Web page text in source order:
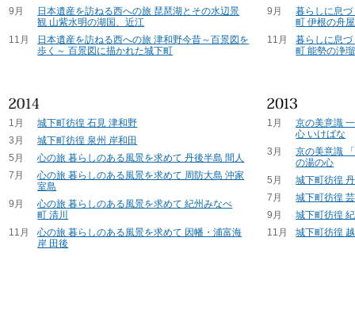
9月
日本遺産を訪ねる西への旅 琵琶湖とその水辺景
観 山紫水明の湖国、近江
11月
日本遺産を訪ねる西への旅 津和野今昔～百景図を
歩く～ 百景図に描かれた城下町
9月
暮らしに息
町 伊根の舟屋
11月
暮らしに息
町 能勢の浄
1月
城下町彷徨 石見 津和野
3月
城下町彷徨 泉州 岸和田
5月
心の旅 暮らしのある風景を求めて 丹後半島 間人
7月
心の旅 暮らしのある風景を求めて 周防大島 沖家
室島
9月
心の旅 暮らしのある風景を求めて 紀州みなべ
町 清川
11月
心の旅 暮らしのある風景を求めて 因幡・浦富海
岸 田後
1月
京の美意識
心 いけばな
3月
京の美意識
の湯の心
5月
城下町彷徨
7月
城下町彷徨
9月
城下町彷徨
11月
城下町彷徨